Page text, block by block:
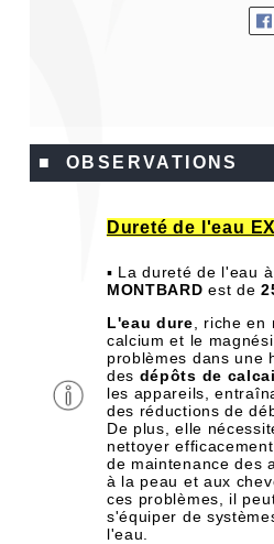
■ OBSERVATIONS
Dureté de l'eau
▪ La dureté de l'eau à
MONTBARD est de
L'eau dure , riche
calcium et le
problèmes dans une
des dépôts de
les appareils,
des réductions de
De plus, elle
nettoyer
de maintenance des
à la peau et aux
ces problèmes, il
s'équiper de
l'eau.